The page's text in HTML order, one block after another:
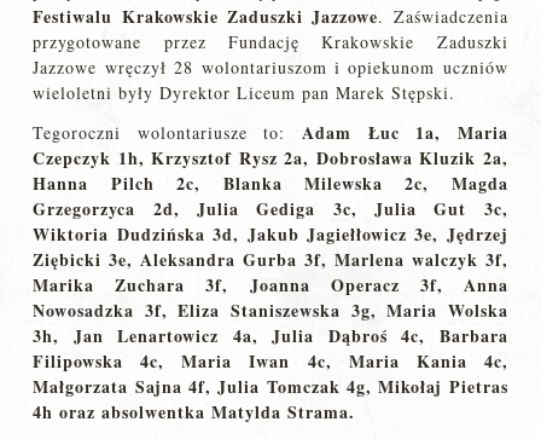
Festiwalu Krakowskie Zaduszki Jazzowe. Zaświadczenia
przygotowane przez Fundację Krakowskie Zaduszki
Jazzowe wręczył 28 wolontariuszom i opiekunom uczniów
wieloletni były Dyrektor Liceum pan Marek Stępski.
Tegoroczni wolontariusze to: Adam Łuc 1a, Maria
Czepczyk 1h, Krzysztof Rysz 2a, Dobrosława Kluzik 2a,
Hanna Pilch 2c, Blanka Milewska 2c, Magda
Grzegorzyca 2d, Julia Gediga 3c, Julia Gut 3c,
Wiktoria Dudzińska 3d, Jakub Jagiełłowicz 3e, Jędrzej
Ziębicki 3e, Aleksandra Gurba 3f, Marlena walczyk 3f,
Marika Zuchara 3f, Joanna Operacz 3f, Anna
Nowosadzka 3f, Eliza Staniszewska 3g, Maria Wolska
3h, Jan Lenartowicz 4a, Julia Dąbroś 4c, Barbara
Filipowska 4c, Maria Iwan 4c, Maria Kania 4c,
Małgorzata Sajna 4f, Julia Tomczak 4g, Mikołaj Pietras
4h oraz absolwentka Matylda Strama.